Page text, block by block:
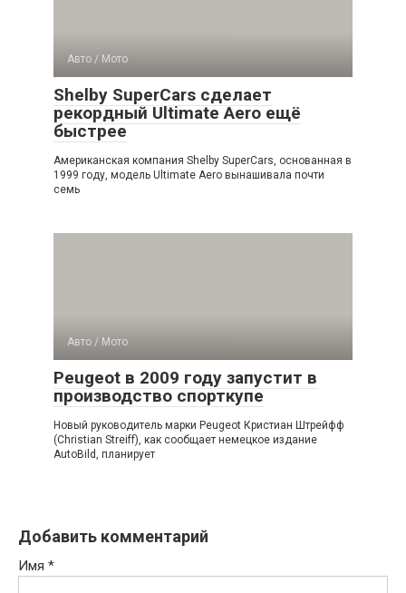
Авто / Мото
Shelby SuperCars сделает
рекордный Ultimate Aero ещё
быстрее
Американская компания Shelby SuperCars, основанная в
1999 году, модель Ultimate Aero вынашивала почти
семь
Авто / Мото
Peugeot в 2009 году запустит в
производство спорткупе
Новый руководитель марки Peugeot Кристиан Штрейфф
(Christian Streiff), как сообщает немецкое издание
AutoBild, планирует
Добавить комментарий
Имя *